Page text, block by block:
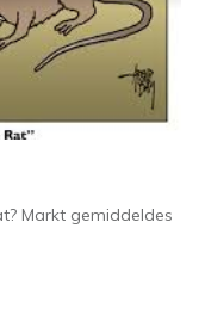
Markt gemiddeldes